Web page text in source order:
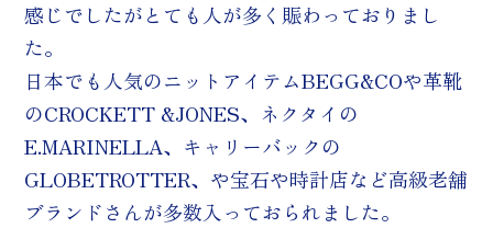
感じでしたがとても人が多く賑わっておりまし
た。
日本でも人気のニットアイテムBEGG&COや革靴
のCROCKETT &JONES、ネクタイの
E.MARINELLA、キャリーバックの
GLOBETROTTER、や宝石や時計店など高級老舗
ブランドさんが多数入っておられました。